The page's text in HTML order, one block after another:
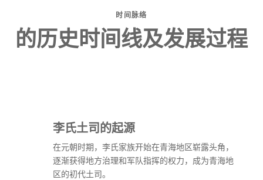
时间脉络
的历史时间线及发展过程
李氏土司的起源
在元朝时期，李氏家族开始在青海地区崭露头角，
逐渐获得地方治理和军队指挥的权力，成为青海地
区的初代土司。